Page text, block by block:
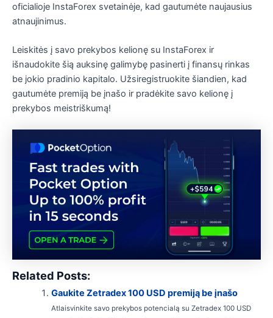
oficialioje InstaForex svetainėje, kad gautumėte naujausius
atnaujinimus.
Leiskitės į savo prekybos kelionę su InstaForex ir
išnaudokite šią auksinę galimybę pasinerti į finansų rinkas
be jokio pradinio kapitalo. Užsiregistruokite šiandien, kad
gautumėte premiją be įnašo ir pradėkite savo kelionę į
prekybos meistriškumą!
Related Posts:
Gaukite Zetradex 100 USD premiją be įnašo
Atlaisvinkite savo prekybos potencialą su Zetradex 100 USD